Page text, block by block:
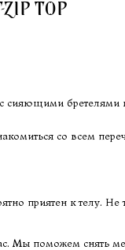
TOP
сияющими бретелями
со всем
приятен к телу. Не
Мы поможем снять